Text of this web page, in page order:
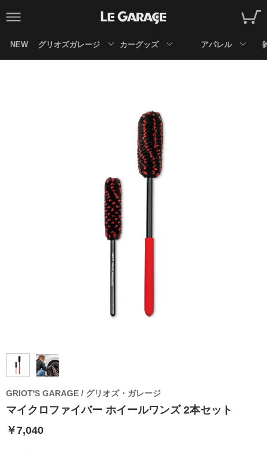
NEW グリオズガレージ カーグッズ アパレル
GRIOT'S GARAGE / グリオズ・ガレージ
マイクロファイバー ホイールワンズ 2本セット
￥7,040